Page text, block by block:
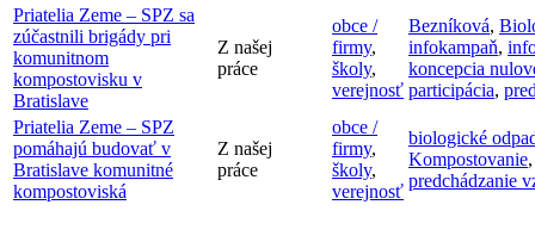
Priatelia Zeme – SPZ sa
zúčastnili brigády pri
komunitnom
kompostovisku v
Bratislave
Z našej
práce
obce /
firmy,
školy,
verejnosť
Bezníková,
infokampaň,
koncepcia
participácia,
Priatelia Zeme – SPZ
pomáhajú budovať v
Bratislave komunitné
kompostoviská
Z našej
práce
obce /
firmy,
školy,
verejnosť
biologické
Kompostovanie
predchádzanie